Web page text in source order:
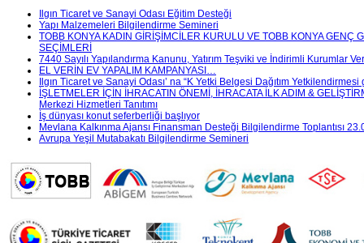
Ilgın Ticaret ve Sanayi Odası Eğitim Desteği
Yapı Malzemeleri Bilgilendirme Semineri
TOBB KONYA KADIN GİRİŞİMCİLER KURULU VE TOBB KONYA GENÇ
SEÇİMLERİ
7440 Sayılı Yapılandırma Kanunu, Yatırım Teşviki ve İndirimli Kurumlar
EL VERİN EV YAPALIM KAMPANYASI…
Ilgın Ticaret ve Sanayi Odası’ na “K Yetki Belgesi Dağıtım
İŞLETMELER İÇİN İHRACATIN ÖNEMİ, İHRACATA İLK ADIM &
Merkezi Hizmetleri Tanıtımı
İş dünyası konut seferberliği başlıyor
Mevlana Kalkınma Ajansı Finansman Desteği Bilgilendirme Toplantısı
Avrupa Yeşil Mutabakatı Bilgilendirme Semineri